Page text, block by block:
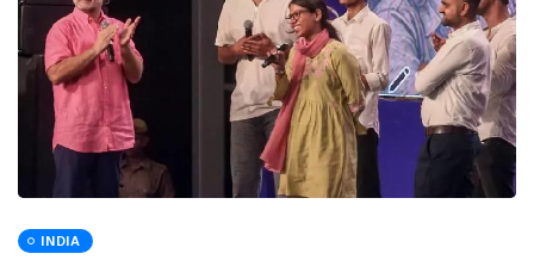
INDIA